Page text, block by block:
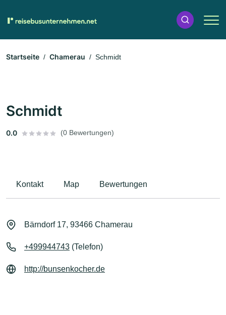
Startseite Chamerau Schmidt
Schmidt
0.0 (0 Bewertungen)
Kontakt Map Bewertungen
Bärndorf 17, 93466 Chamerau
+499944743 (Telefon)
http://bunsenkocher.de